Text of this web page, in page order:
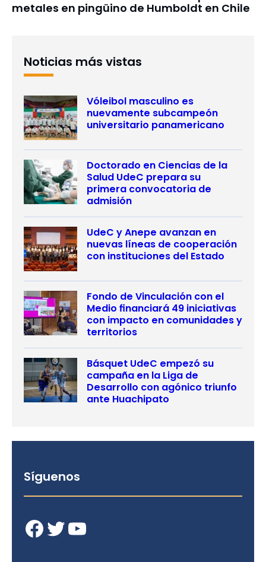
metales en pingüino de Humboldt en Chile
Noticias más vistas
Vóleibol masculino es
nuevamente subcampeón
universitario panamericano
Doctorado en Ciencias de la
Salud UdeC prepara su
primera convocatoria de
admisión
UdeC y Anepe avanzan en
nuevas líneas de cooperación
con instituciones del Estado
Fondo de Vinculación con el
Medio financiará 49 iniciativas
con impacto en comunidades y
territorios
Básquet UdeC empezó su
campaña en la Liga de
Desarrollo con agónico triunfo
ante Huachipato
Síguenos
Facebook Twitter YouTube